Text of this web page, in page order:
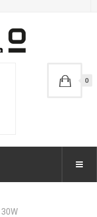
0
30W